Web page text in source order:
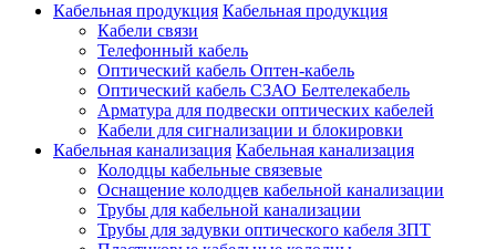
Кабельная продукция Кабельная продукция
Кабели связи
Телефонный кабель
Оптический кабель Оптен-кабель
Оптический кабель СЗАО Белтелекабель
Арматура для подвески оптических кабелей
Кабели для сигнализации и блокировки
Кабельная канализация Кабельная канализация
Колодцы кабельные связевые
Оснащение колодцев кабельной канализации
Трубы для кабельной канализации
Трубы для задувки оптического кабеля ЗПТ